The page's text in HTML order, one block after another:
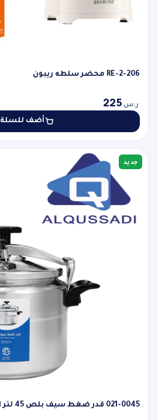
RE-2-206 محضر سلطه ريبون
ر.س 225
أضف للسلة
جديد
021-0045 قدر ضغط سيف بلص 45 لتر المنيوم